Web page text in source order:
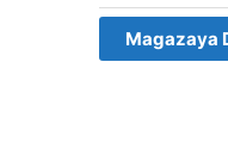
Magazaya